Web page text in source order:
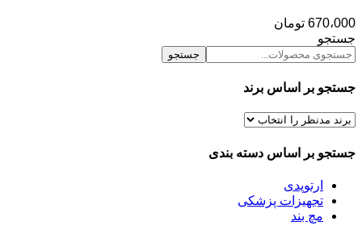
670،000 تومان
جستجو
جستجو
جستجو بر اساس برند
جستجو بر اساس دسته بندی
ارتوپدی
تجهیزات پزشکی
مچ بند